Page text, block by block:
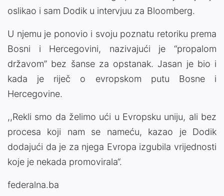
oslikao i sam Dodik u intervjuu za Bloomberg.
U njemu je ponovio i svoju poznatu retoriku prema
Bosni i Hercegovini, nazivajući je “propalom
državom” bez šanse za opstanak. Jasan je bio i
kada je riječ o evropskom putu Bosne i
Hercegovine.
,,Rekli smo da želimo ući u Evropsku uniju, ali bez
procesa koji nam se nameću, kazao je Dodik
dodajući da je za njega Evropa izgubila vrijednosti
koje je nekada promovirala“.
federalna.ba